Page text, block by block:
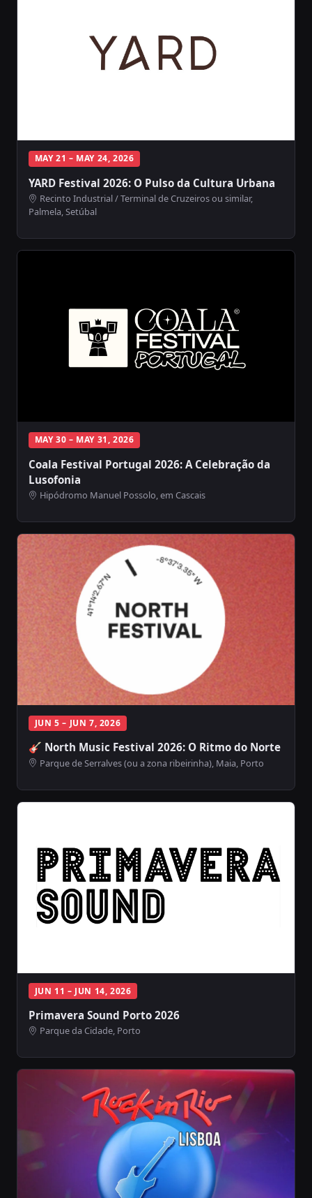
MAY 21 – MAY 24, 2026
YARD Festival 2026: O Pulso da Cultura Urbana
Recinto Industrial / Terminal de Cruzeiros ou similar,
Palmela, Setúbal
MAY 30 – MAY 31, 2026
Coala Festival Portugal 2026: A Celebração da
Lusofonia
Hipódromo Manuel Possolo, em Cascais
JUN 5 – JUN 7, 2026
🎸 North Music Festival 2026: O Ritmo do Norte
Parque de Serralves (ou a zona ribeirinha), Maia, Porto
JUN 11 – JUN 14, 2026
Primavera Sound Porto 2026
Parque da Cidade, Porto